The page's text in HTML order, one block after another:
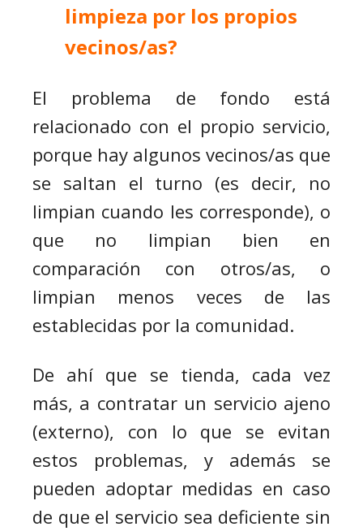
limpieza por los propios
vecinos/as?
El problema de fondo está
relacionado con el propio servicio,
porque hay algunos vecinos/as que
se saltan el turno (es decir, no
limpian cuando les corresponde), o
que no limpian bien en
comparación con otros/as, o
limpian menos veces de las
establecidas por la comunidad.
De ahí que se tienda, cada vez
más, a contratar un servicio ajeno
(externo), con lo que se evitan
estos problemas, y además se
pueden adoptar medidas en caso
de que el servicio sea deficiente sin